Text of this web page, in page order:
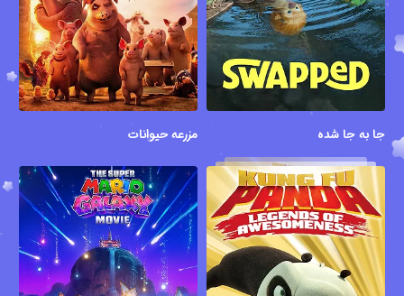
جا به جا شده مزرعه حیوانات